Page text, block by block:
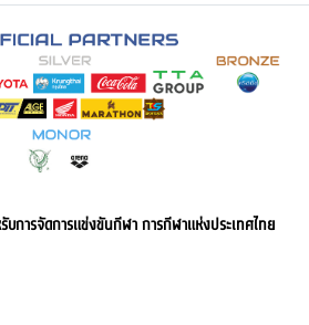
บการจัดการแข่งขันกีฬา การกีฬาแห่งประเทศไทย